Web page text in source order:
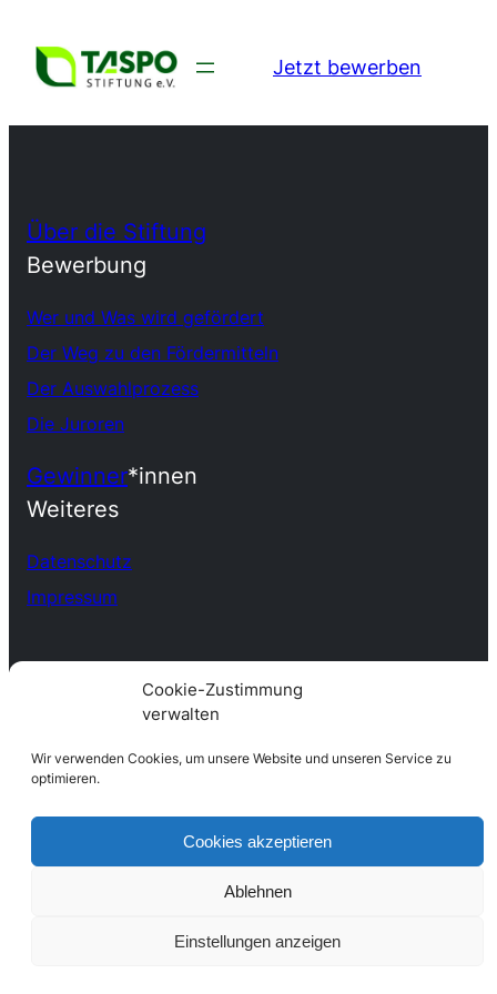
Cookie-Zustimmung
verwalten
Wir verwenden Cookies, um unsere Website und unseren Service zu
optimieren.
Cookies akzeptieren
Ablehnen
Einstellungen anzeigen
Jetzt bewerben
Über die Stiftung
Bewerbung
Wer und Was wird gefördert
Der Weg zu den Fördermitteln
Der Auswahlprozess
Die Juroren
Gewinner*innen
Weiteres
Datenschutz
Impressum